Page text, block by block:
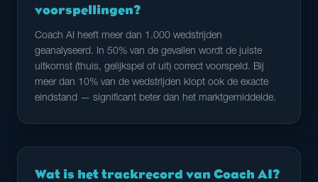
voorspellingen?
Coach AI heeft meer dan 1.000 wedstrijden
geanalyseerd. In 50% van de gevallen wordt de juiste
uitkomst (thuis, gelijkspel of uit) correct voorspeld. Bij
meer dan 10% van de wedstrijden klopt ook de exacte
eindstand — significant beter dan het marktgemiddelde.
Wat is het trackrecord van Coach AI?